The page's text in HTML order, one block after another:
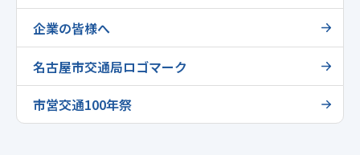
企業の皆様へ
名古屋市交通局ロゴマーク
市営交通100年祭